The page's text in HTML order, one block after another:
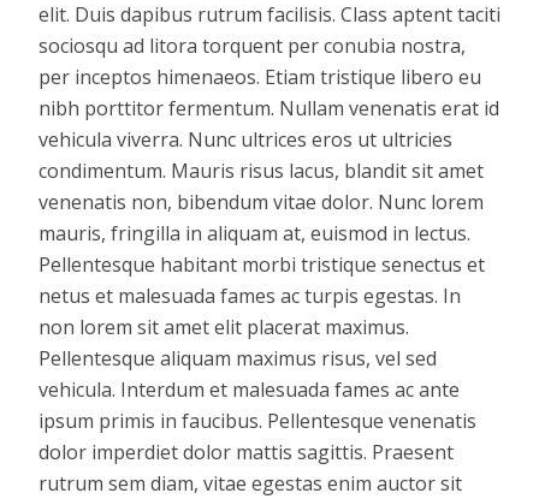
elit. Duis dapibus rutrum facilisis. Class aptent taciti
sociosqu ad litora torquent per conubia nostra,
per inceptos himenaeos. Etiam tristique libero eu
nibh porttitor fermentum. Nullam venenatis erat id
vehicula viverra. Nunc ultrices eros ut ultricies
condimentum. Mauris risus lacus, blandit sit amet
venenatis non, bibendum vitae dolor. Nunc lorem
mauris, fringilla in aliquam at, euismod in lectus.
Pellentesque habitant morbi tristique senectus et
netus et malesuada fames ac turpis egestas. In
non lorem sit amet elit placerat maximus.
Pellentesque aliquam maximus risus, vel sed
vehicula. Interdum et malesuada fames ac ante
ipsum primis in faucibus. Pellentesque venenatis
dolor imperdiet dolor mattis sagittis. Praesent
rutrum sem diam, vitae egestas enim auctor sit